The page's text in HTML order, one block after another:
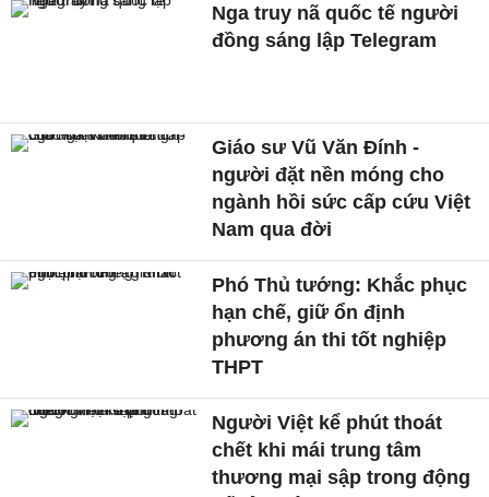
Nga truy nã quốc tế người
đồng sáng lập Telegram
Giáo sư Vũ Văn Đính -
người đặt nền móng cho
ngành hồi sức cấp cứu Việt
Nam qua đời
Phó Thủ tướng: Khắc phục
hạn chế, giữ ổn định
phương án thi tốt nghiệp
THPT
Người Việt kể phút thoát
chết khi mái trung tâm
thương mại sập trong động